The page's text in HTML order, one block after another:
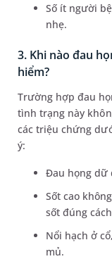
Số ít người
nhẹ.
3. Khi nào đau
hiểm?
Trường hợp đau
tình trạng này
các triệu chứng
ý:
Đau họng dữ
Sốt cao
sốt đúng
Nổi hạch ở
mủ.